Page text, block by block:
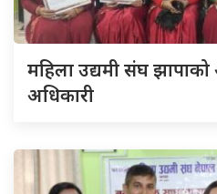
महिला उद्यमी संघ झापाको
अधिकारी